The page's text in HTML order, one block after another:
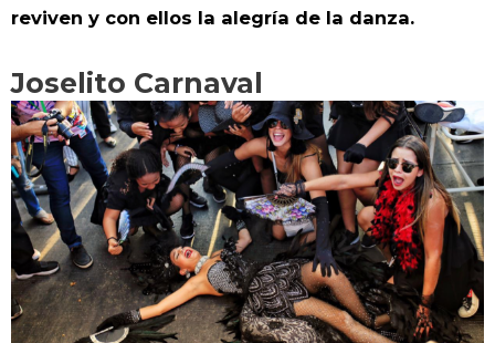
reviven y con ellos la alegría de la danza.
Joselito Carnaval